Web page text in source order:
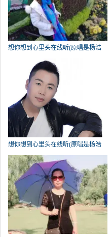
想你想到心里头在线听(原唱是杨浩
龙)，开心果演唱点播:156次
想你想到心里头在线听(原唱是杨浩
龙)，有你更+精彩演唱点播:89次